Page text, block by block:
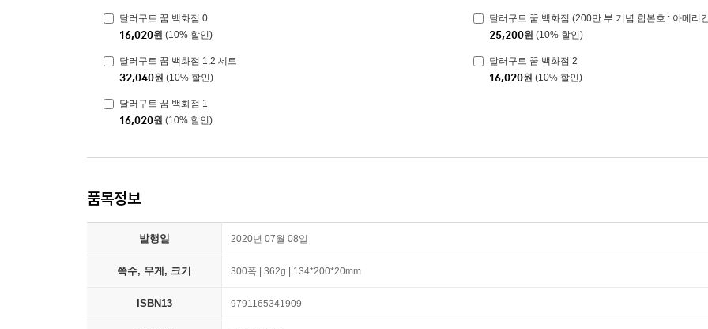
달러구트 꿈 백화점 0
16,020원 (10% 할인)
달러구트 꿈 백화점 (200만 부 기념 합본호 : 아메리
25,200원 (10% 할인)
달러구트 꿈 백화점 1,2 세트
32,040원 (10% 할인)
달러구트 꿈 백화점 2
16,020원 (10% 할인)
달러구트 꿈 백화점 1
16,020원 (10% 할인)
품목정보
발행일 2020년 07월 08일
쪽수, 무게, 크기 300쪽 | 362g | 134*200*20mm
ISBN13 9791165341909